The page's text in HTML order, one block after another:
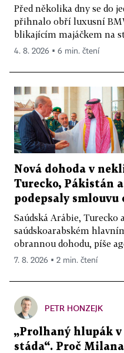
Před několika dny se do
přihnalo obří luxusní
blikajícím majáčkem na
4. 8. 2026 ▪ 6 min. čtení
Nová dohoda v
Turecko, Pákistán
podepsaly smlouvu
Saúdská Arábie, Turecko
saúdskoarabském
obrannou dohodu, píše
7. 8. 2026 ▪ 2 min. čtení
PETR HONZEJK
„Prolhaný hlupák
stáda“. Proč